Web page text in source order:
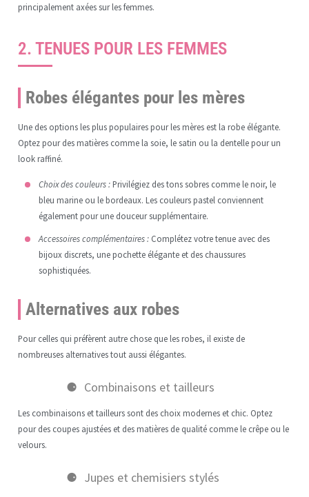
principalement axées sur les femmes.
2. TENUES POUR LES FEMMES
Robes élégantes pour les mères
Une des options les plus populaires pour les mères est la robe élégante.
Optez pour des matières comme la soie, le satin ou la dentelle pour un
look raffiné.
Choix des couleurs :Privilégiez des tons sobres comme le noir, le
bleu marine ou le bordeaux. Les couleurs pastel conviennent
également pour une douceur supplémentaire.
Accessoires complémentaires :Complétez votre tenue avec des
bijoux discrets, une pochette élégante et des chaussures
sophistiquées.
Alternatives aux robes
Pour celles qui préfèrent autre chose que les robes, il existe de
nombreuses alternatives tout aussi élégantes.
Combinaisons et tailleurs
Les combinaisons et tailleurs sont des choix modernes et chic. Optez
pour des coupes ajustées et des matières de qualité comme le crêpe ou le
velours.
Jupes et chemisiers stylés